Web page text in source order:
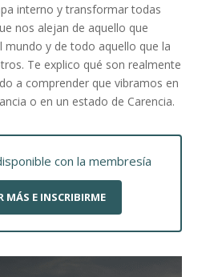
interno y transformar todas
nos alejan de aquello que
mundo y de todo aquello que la
Te explico qué son realmente
a comprender que vibramos en
o en un estado de Carencia.
con la membresía
MÁS E INSCRIBIRME